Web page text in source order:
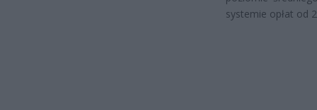
systemie opłat od